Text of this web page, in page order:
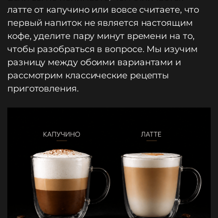
латте от капучино или вовсе считаете, что
первый напиток не является настоящим
кофе, уделите пару минут времени на то,
чтобы разобраться в вопросе. Мы изучим
разницу между обоими вариантами и
рассмотрим классические рецепты
приготовления.